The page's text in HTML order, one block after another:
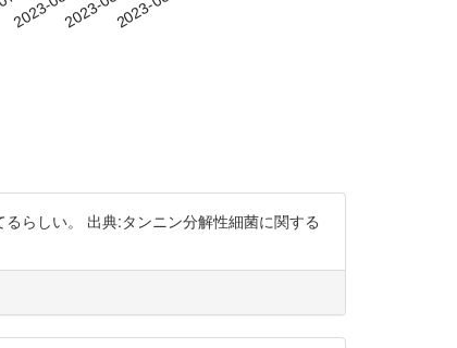
らしい。 出典:タンニン分解性細菌に関する